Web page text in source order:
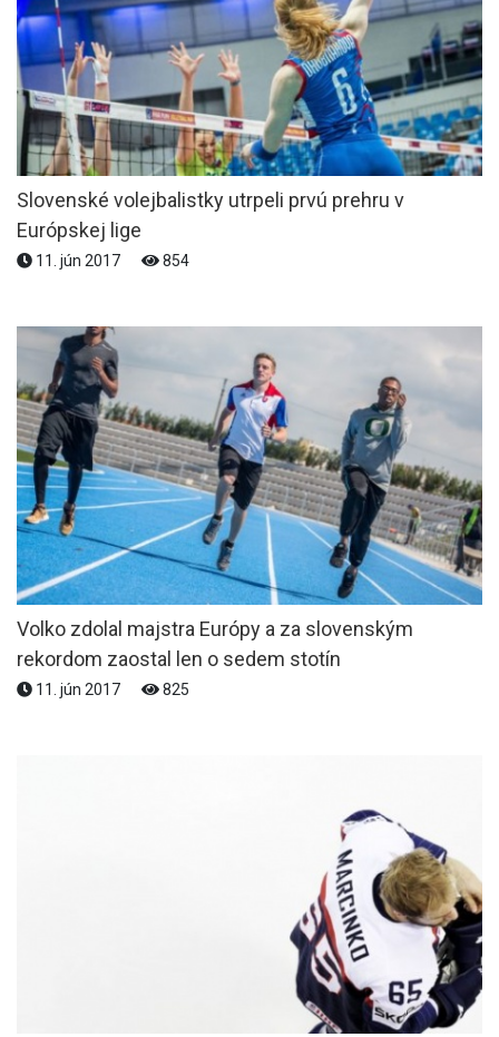
Slovenské volejbalistky utrpeli prvú prehru v
Európskej lige
11. jún 2017 854
Volko zdolal majstra Európy a za slovenským
rekordom zaostal len o sedem stotín
11. jún 2017 825